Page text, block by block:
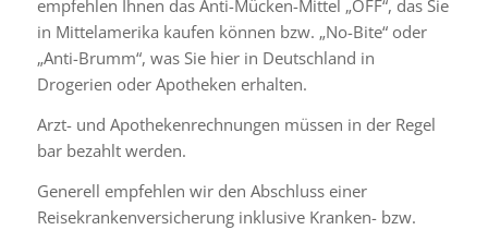
empfehlen Ihnen das Anti-Mücken-Mittel „OFF“, das Sie
in Mittelamerika kaufen können bzw. „No-Bite“ oder
„Anti-Brumm“, was Sie hier in Deutschland in
Drogerien oder Apotheken erhalten.
Arzt- und Apothekenrechnungen müssen in der Regel
bar bezahlt werden.
Generell empfehlen wir den Abschluss einer
Reisekrankenversicherung inklusive Kranken- bzw.